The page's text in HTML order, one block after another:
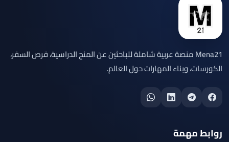
Mena21 منصة عربية شاملة للباحثين عن المنح الدراسية، فرص السفر،
الكورسات، وبناء المهارات حول العالم.
روابط مهمة